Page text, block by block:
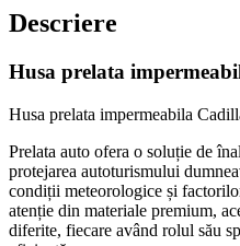
Descriere
Husa prelata
Husa prelata impermeabila
Prelata auto ofera o soluție de
protejarea autoturismului
condiții meteorologice și
atenție din materiale premium,
diferite, fiecare având rolul său